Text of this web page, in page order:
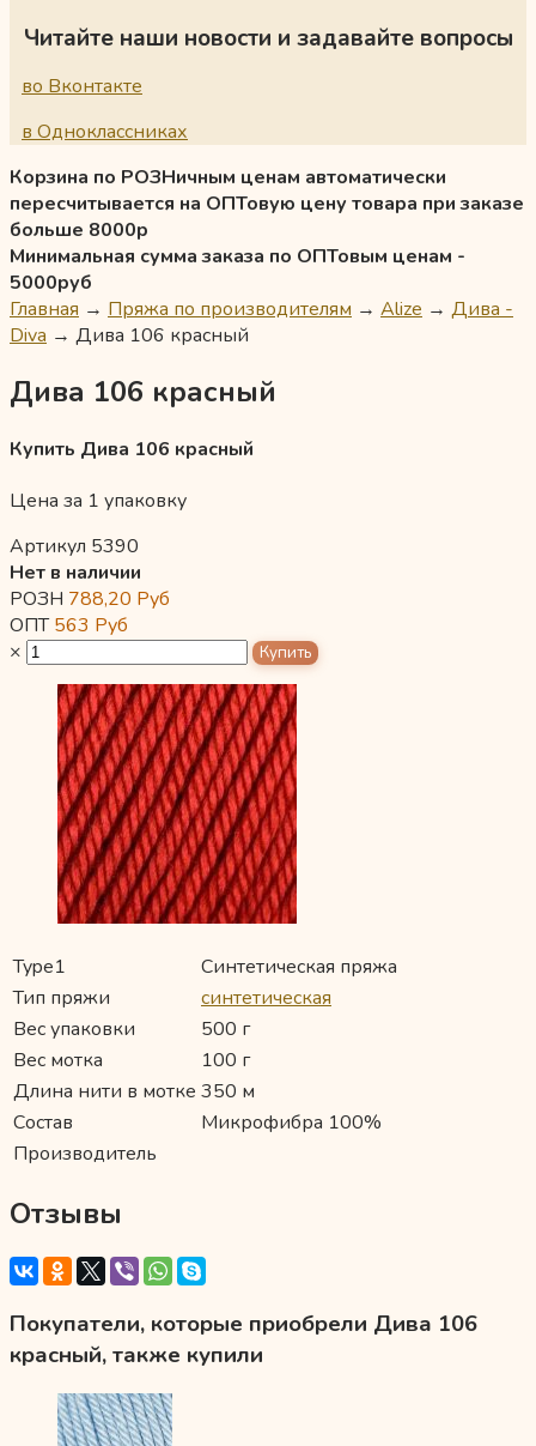
Читайте наши новости и задавайте вопросы
во Вконтакте
в Одноклассниках
Корзина по РОЗНичным ценам автоматически
пересчитывается на ОПТовую цену товара при заказе
больше 8000р
Минимальная сумма заказа по ОПТовым ценам -
5000руб
Главная → Пряжа по производителям → Alize → Дива -
Diva → Дива 106 красный
Дива 106 красный
Купить Дива 106 красный
Цена за 1 упаковку
Артикул 5390
Нет в наличии
РОЗН 788,20 Руб
ОПТ563 Руб
×
Type1
Синтетическая пряжа
Тип пряжи
синтетическая
Вес упаковки
500 г
Вес мотка
100 г
Длина нити в мотке 350 м
Состав
Микрофибра 100%
Производитель
Отзывы
Покупатели, которые приобрели Дива 106
красный, также купили